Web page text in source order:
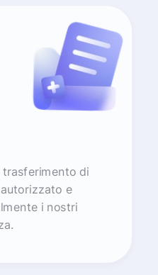
trasferimento di
e
i nostri